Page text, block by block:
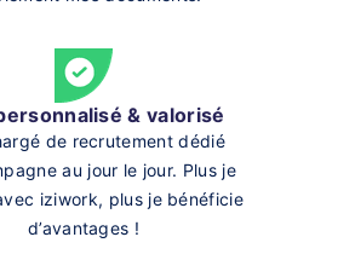
& valorisé
de recrutement dédié
au jour le jour. Plus je
iziwork, plus je bénéficie
d’avantages !